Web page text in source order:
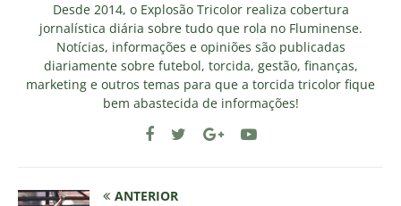
Desde 2014, o Explosão Tricolor realiza cobertura
jornalística diária sobre tudo que rola no Fluminense.
Notícias, informações e opiniões são publicadas
diariamente sobre futebol, torcida, gestão, finanças,
marketing e outros temas para que a torcida tricolor fique
bem abastecida de informações!
ANTERIOR